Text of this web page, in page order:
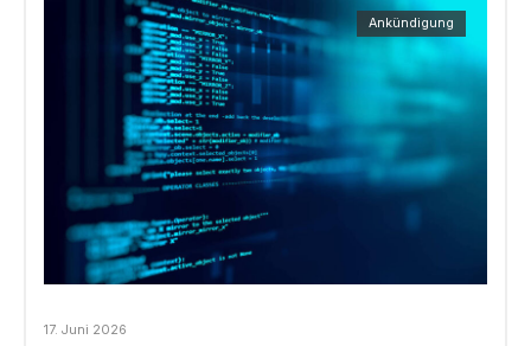
17. Juni 2026
Ankündigung